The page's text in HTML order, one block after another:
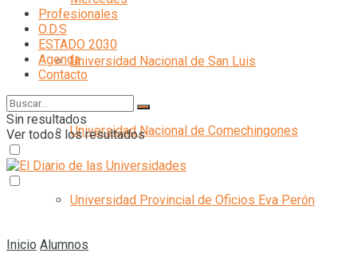
Universidad Nacional de San Luis
Universidad Nacional de Comechingones
Universidad Provincial de Oficios Eva Perón
Profesionales
O.D.S
ESTADO 2030
Agenda
Contacto
Sin resultados
Ver todos los resultados
Inicio Alumnos